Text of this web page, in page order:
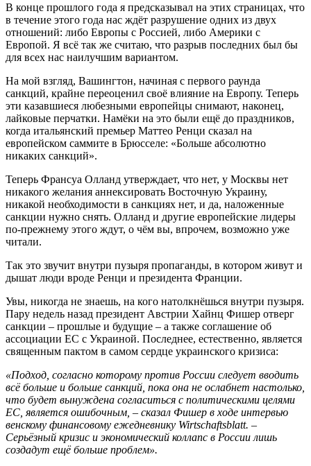
В конце прошлого года я предсказывал на этих страницах, что
в течение этого года нас ждёт разрушение одних из двух
отношений: либо Европы с Россией, либо Америки с
Европой. Я всё так же считаю, что разрыв последних был бы
для всех нас наилучшим вариантом.
На мой взгляд, Вашингтон, начиная с первого раунда
санкций, крайне переоценил своё влияние на Европу. Теперь
эти казавшиеся любезными европейцы снимают, наконец,
лайковые перчатки. Намёки на это были ещё до праздников,
когда итальянский премьер Маттео Ренци сказал на
европейском саммите в Брюсселе: «Больше абсолютно
никаких санкций».
Теперь Франсуа Олланд утверждает, что нет, у Москвы нет
никакого желания аннексировать Восточную Украину,
никакой необходимости в санкциях нет, и да, наложенные
санкции нужно снять. Олланд и другие европейские лидеры
по-прежнему этого ждут, о чём вы, впрочем, возможно уже
читали.
Так это звучит внутри пузыря пропаганды, в котором живут и
дышат люди вроде Ренци и президента Франции.
Увы, никогда не знаешь, на кого натолкнёшься внутри пузыря.
Пару недель назад президент Австрии Хайнц Фишер отверг
санкции – прошлые и будущие – а также соглашение об
ассоциации ЕС с Украиной. Последнее, естественно, является
священным пактом в самом сердце украинского кризиса:
«Подход, согласно которому против России следует вводить
всё больше и больше санкций, пока она не ослабнет настолько,
что будет вынуждена согласиться с политическими целями
ЕС, является ошибочным, – сказал Фишер в ходе интервью
венскому финансовому ежедневнику Wirtschaftsblatt. –
Серьёзный кризис и экономический коллапс в России лишь
создадут ещё больше проблем».